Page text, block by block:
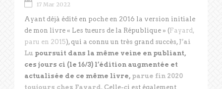
17 Mar 2022
Ayant déjà édité en poche en 2016 la version initiale
de mon livre « Les tueurs de la République » (Fayard,
paru en 2015), qui a connu un très grand succès, J’ai
Lu poursuit dans la même veine en publiant,
ces jours ci (le 16/3) l’édition augmentée et
actualisée de ce même livre, parue fin 2020
toujours chez Fayard. Celle-ci est également